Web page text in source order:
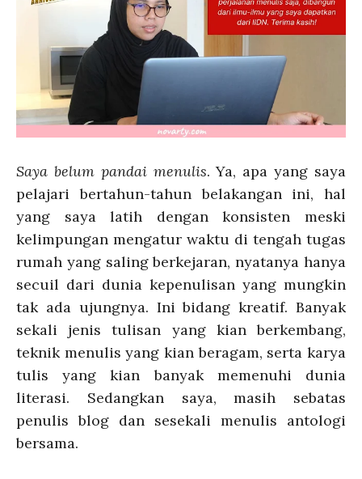
Saya belum pandai menulis. Ya, apa yang saya
pelajari bertahun-tahun belakangan ini, hal
yang saya latih dengan konsisten meski
kelimpungan mengatur waktu di tengah tugas
rumah yang saling berkejaran, nyatanya hanya
secuil dari dunia kepenulisan yang mungkin
tak ada ujungnya. Ini bidang kreatif. Banyak
sekali jenis tulisan yang kian berkembang,
teknik menulis yang kian beragam, serta karya
tulis yang kian banyak memenuhi dunia
literasi. Sedangkan saya, masih sebatas
penulis blog dan sesekali menulis antologi
bersama.